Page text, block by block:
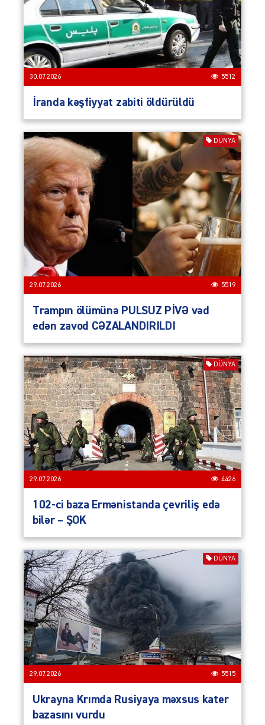
30.07.2026 5512
İranda kəşfiyyat zabiti öldürüldü
DÜNYA
29.07.2026 5519
Trampın ölümünə PULSUZ PİVƏ vəd
edən zavod CƏZALANDIRILDI
DÜNYA
29.07.2026 4426
102-ci baza Ermənistanda çevriliş edə
bilər – ŞOK
DÜNYA
29.07.2026 5515
Ukrayna Krımda Rusiyaya məxsus kater
bazasını vurdu